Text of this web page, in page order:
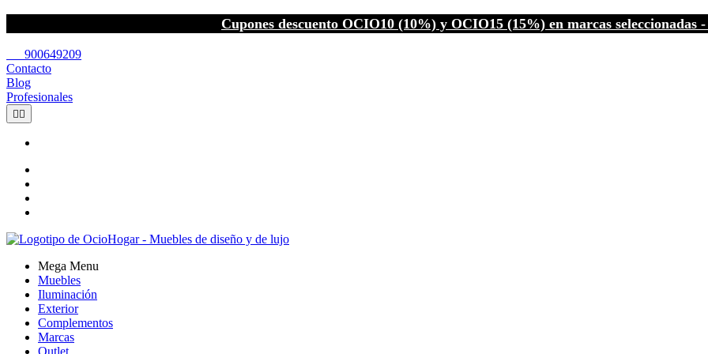
Cupones descuento OCIO10 (10%) y OCIO15 (15%) en marcas seleccionadas
900649209
Contacto
Blog
Profesionales
 
Mega Menu
Muebles
Iluminación
Exterior
Complementos
Marcas
Outlet